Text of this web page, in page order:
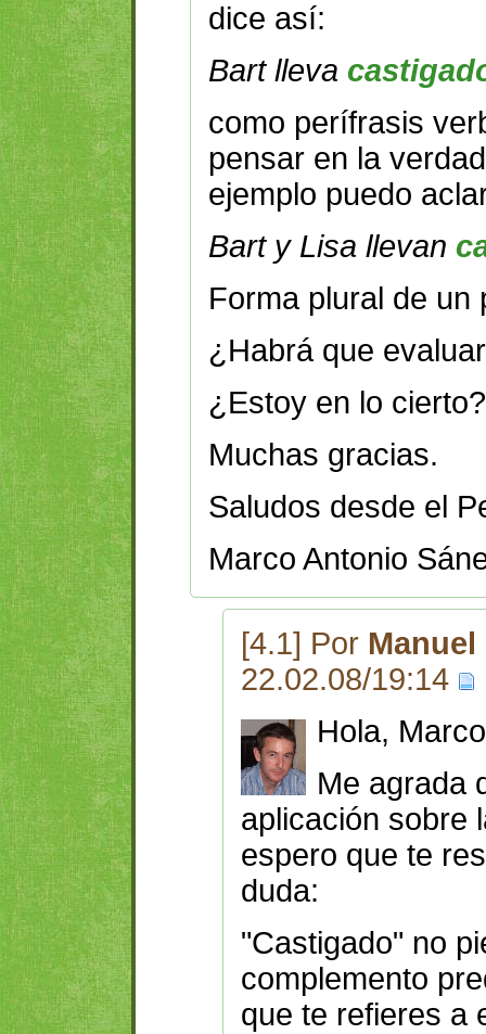
dice así:
Bart lleva
como perífrasis
pensar en la
ejemplo puedo
Bart y Lisa llevan
Forma plural de un
¿Habrá que
¿Estoy en lo cierto?
Muchas gracias.
Saludos desde el
Marco Antonio
[4.1] Por
22.02.08/19:14
Hola,
Me agrada
aplicación sobre
espero que te
duda:
"Castigado" no
complemento
que te refieres a